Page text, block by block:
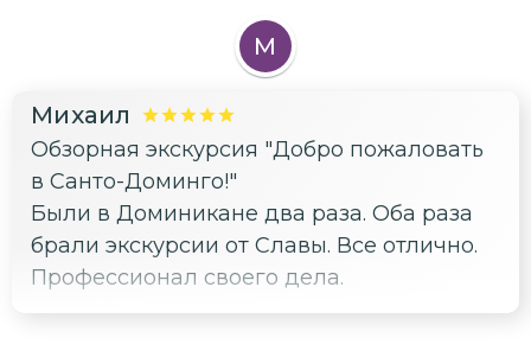
М
Михаил
Обзорная экскурсия "Добро пожаловать
в Санто-Доминго!"
Были в Доминикане два раза. Оба раза
брали экскурсии от Славы. Все отлично.
Профессионал своего дела.